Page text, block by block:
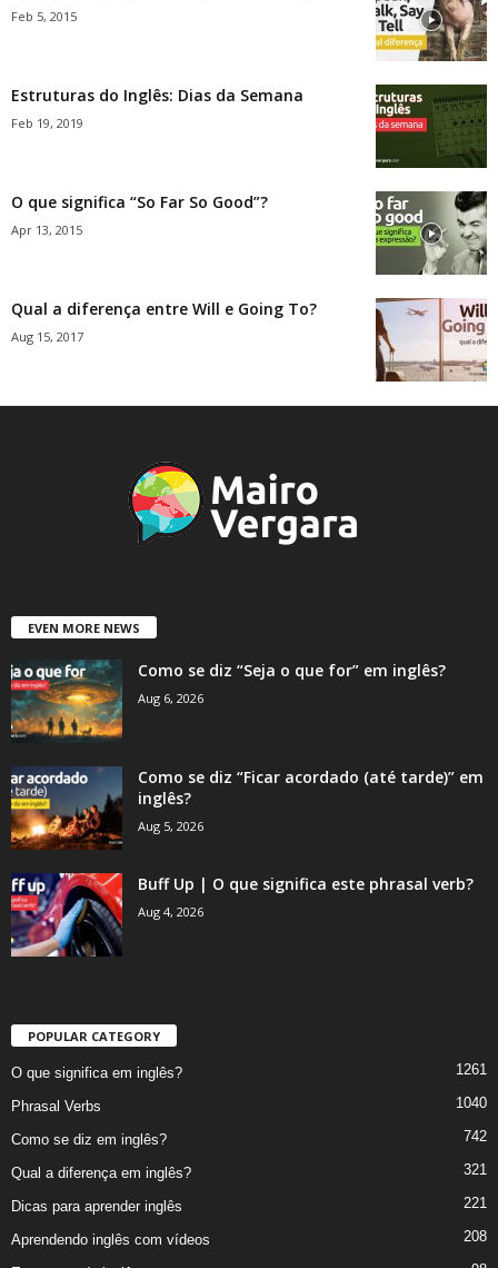
Feb 5, 2015
Estruturas do Inglês: Dias da Semana
Feb 19, 2019
O que significa “So Far So Good”?
Apr 13, 2015
Qual a diferença entre Will e Going To?
Aug 15, 2017
EVEN MORE NEWS
Como se diz “Seja o que for” em inglês?
Aug 6, 2026
Como se diz “Ficar acordado (até tarde)” em
inglês?
Aug 5, 2026
Buff Up | O que significa este phrasal verb?
Aug 4, 2026
POPULAR CATEGORY
O que significa em inglês? 1261
Phrasal Verbs 1040
Como se diz em inglês? 742
Qual a diferença em inglês? 321
Dicas para aprender inglês 221
Aprendendo inglês com vídeos 208